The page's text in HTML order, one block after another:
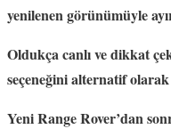
yenilenen görünümüyle
Oldukça canlı ve dikkat
seçeneğini alternatif
Yeni Range Rover’dan